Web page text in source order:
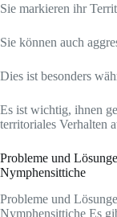
Sie markieren ihr
Sie können auch
Dies ist besonders
Es ist wichtig, ihnen
territoriales Verhalten
Probleme und
Nymphensittiche
Probleme und
Nymphensittiche Es